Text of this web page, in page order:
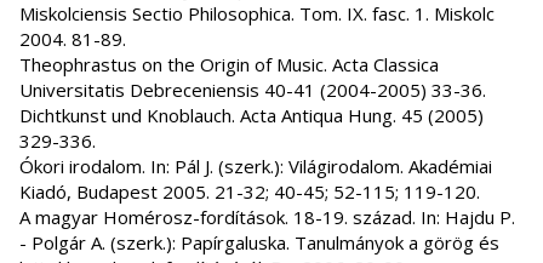
Miskolciensis Sectio Philosophica. Tom. IX. fasc. 1. Miskolc
2004. 81-89.
Theophrastus on the Origin of Music. Acta Classica
Universitatis Debreceniensis 40-41 (2004-2005) 33-36.
Dichtkunst und Knoblauch. Acta Antiqua Hung. 45 (2005)
329-336.
Ókori irodalom. In: Pál J. (szerk.): Világirodalom. Akadémiai
Kiadó, Budapest 2005. 21-32; 40-45; 52-115; 119-120.
A magyar Homérosz-fordítások. 18-19. század. In: Hajdu P.
- Polgár A. (szerk.): Papírgaluska. Tanulmányok a görög és